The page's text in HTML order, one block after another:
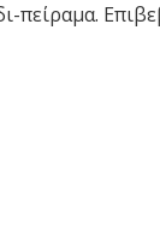
πείραμα.